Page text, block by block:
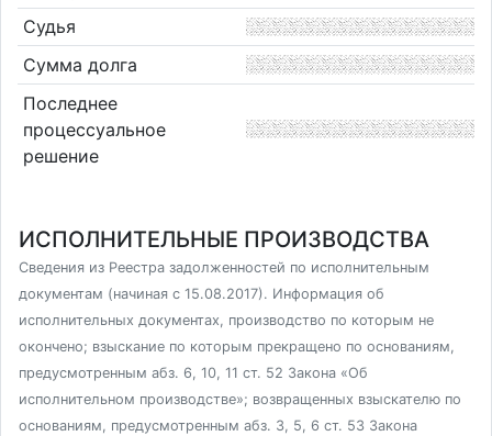
Судья
Сумма долга
Последнее
процессуальное
решение
ИСПОЛНИТЕЛЬНЫЕ ПРОИЗВОДСТВА
Сведения из Реестра задолженностей по исполнительным
документам (начиная с 15.08.2017). Информация об
исполнительных документах, производство по которым не
окончено; взыскание по которым прекращено по основаниям,
предусмотренным абз. 6, 10, 11 ст. 52 Закона «Об
исполнительном производстве»; возвращенных взыскателю по
основаниям, предусмотренным абз. 3, 5, 6 ст. 53 Закона